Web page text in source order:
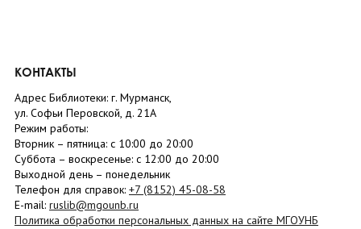
КОНТАКТЫ
Адрес Библиотеки: г. Мурманск,
ул. Софьи Перовской, д. 21А
Режим работы:
Вторник – пятница: с 10:00 до 20:00
Суббота – воскресенье: c 12:00 до 20:00
Выходной день – понедельник
Телефон для справок: +7 (8152) 45-08-58
E-mail: ruslib@mgounb.ru
Политика обработки персональных данных на сайте МГОУНБ